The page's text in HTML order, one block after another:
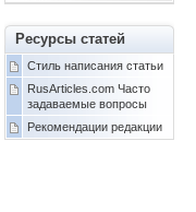
Ресурсы статей
Стиль написания статьи
RusArticles.com Часто
задаваемые вопросы
Рекомендации редакции